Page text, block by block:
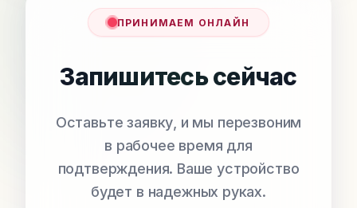
ПРИНИМАЕМ ОНЛАЙН
Запишитесь сейчас
Оставьте заявку, и мы перезвоним
в рабочее время для
подтверждения. Ваше устройство
будет в надежных руках.